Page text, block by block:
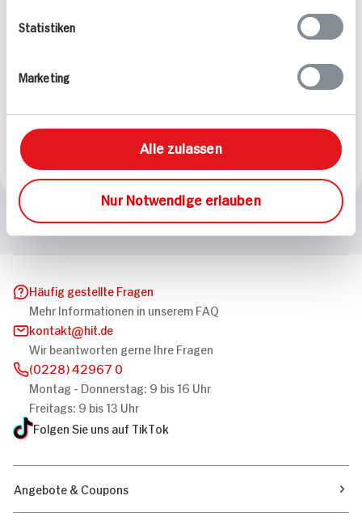
Statistiken
Marketing
Alle zulassen
Nur Notwendige erlauben
mit Frischkäsebällchen
75 min
Leicht
Häufig gestellte Fragen
Mehr Informationen in unserem FAQ
kontakt
hit.de
Wir beantworten gerne Ihre Fragen
(0228) 42967 0
Montag - Donnerstag: 9 bis 16 Uhr
Freitags: 9 bis 13 Uhr
Folgen Sie uns auf TikTok
Angebote & Coupons